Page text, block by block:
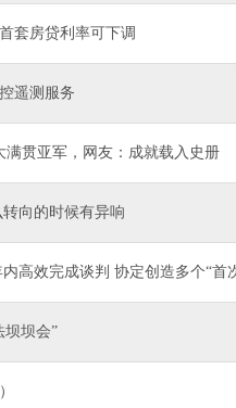
套房贷利率可下调
遥测服务
贯亚军，网友：成就载入史册
向的时候有异响
高效完成谈判 协定创造多个“首
坝坝会”